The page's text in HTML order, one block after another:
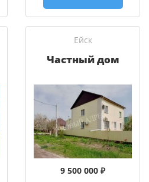
Ейск
Частный дом
9 500 000 ₽